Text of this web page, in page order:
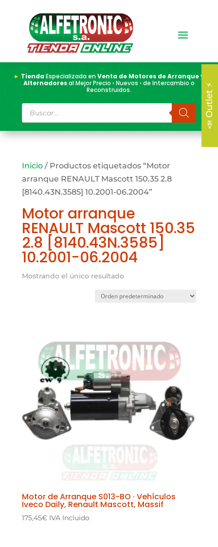
► TiendaEspecializada enVenta de Motores de Arranque y
Alternadoresal Mejor Precio › Nuevos › de Intercambio o
Reconstruidos.
Búsqueda
de
productos
Inicio/ Productos etiquetados “Motor
arranque RENAULT Mascott 150.35 2.8
[8140.43N.3585] 10.2001-06.2004”
Motor arranque
RENAULT Mascott 150.35
2.8 [8140.43N.3585]
10.2001-06.2004
Mostrando el único resultado
Motor de Arranque S013-BO · Vehículos
Iveco Daily, Renault Mascott, Massif
175,45€ IVA Incluido
📣 Outlet ⚡